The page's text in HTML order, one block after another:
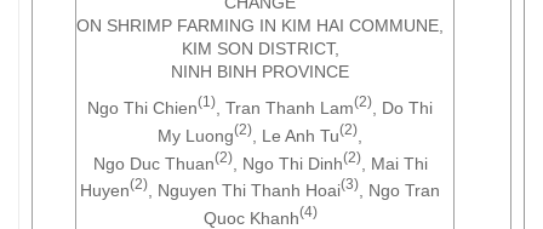
ON SHRIMP FARMING IN KIM HAI COMMUNE,
KIM SON DISTRICT,
NINH BINH PROVINCE
Ngo Thi Chien(1) , Tran Thanh Lam(2)
, Do Thi
My Luong(2) , Le Anh Tu(2)
Ngo Duc Thuan(2), Ngo Thi Dinh(2), Mai Thi
Huyen(2) , Nguyen Thi Thanh Hoai(3)
, Ngo Tran
Quoc Khanh(4)